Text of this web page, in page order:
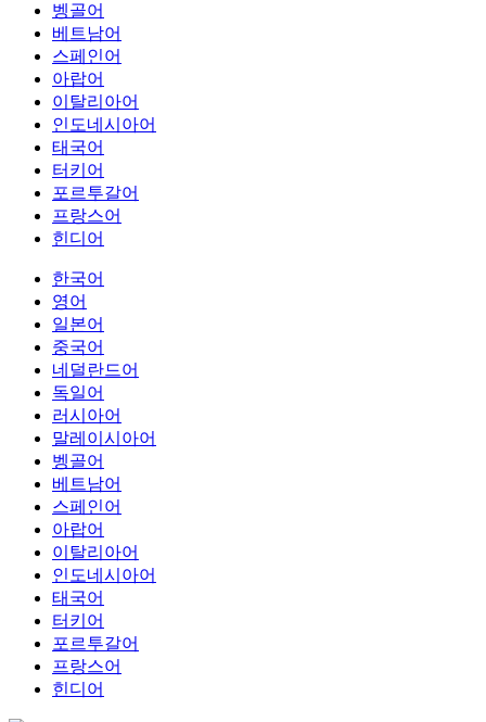
벵골어
베트남어
스페인어
아랍어
이탈리아어
인도네시아어
태국어
터키어
포르투갈어
프랑스어
힌디어
한국어
영어
일본어
중국어
네덜란드어
독일어
러시아어
말레이시아어
벵골어
베트남어
스페인어
아랍어
이탈리아어
인도네시아어
태국어
터키어
포르투갈어
프랑스어
힌디어